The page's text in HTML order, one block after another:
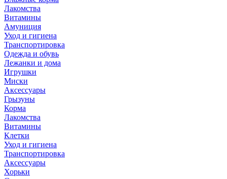
Лакомства
Витамины
Амуниция
Уход и гигиена
Транспортировка
Одежда и обувь
Лежанки и дома
Игрушки
Миски
Аксессуары
Грызуны
Корма
Лакомства
Витамины
Клетки
Уход и гигиена
Транспортировка
Аксессуары
Хорьки